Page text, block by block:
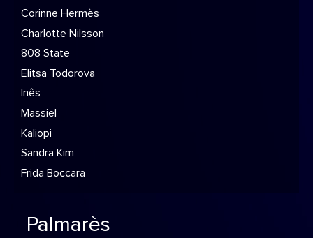
Corinne Hermès
Charlotte Nilsson
808 State
Elitsa Todorova
Inês
Massiel
Kaliopi
Sandra Kim
Frida Boccara
Palmarès